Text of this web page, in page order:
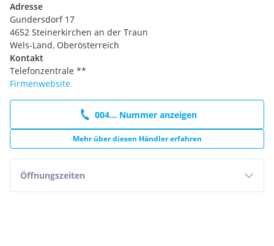
Adresse
Gundersdorf 17
4652 Steinerkirchen an der Traun
Wels-Land, Oberösterreich
Kontakt
Telefonzentrale **
Firmenwebsite
004... Nummer anzeigen
Mehr über diesen Händler erfahren
Öffnungszeiten